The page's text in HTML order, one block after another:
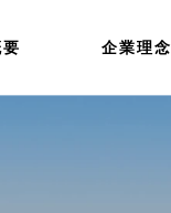
企業理念